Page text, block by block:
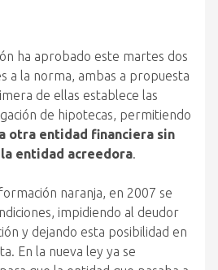
ha aprobado este martes dos
a la norma, ambas a propuesta
de ellas establece las
de hipotecas, permitiendo
otra entidad financiera sin
entidad acreedora.
naranja, en 2007 se
impidiendo al deudor
y dejando esta posibilidad en
En la nueva ley ya se